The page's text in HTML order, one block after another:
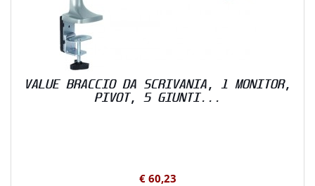
VALUE BRACCIO DA SCRIVANIA, 1 MONITOR,
PIVOT, 5 GIUNTI...
€ 60,23